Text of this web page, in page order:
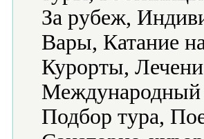
За рубеж,
Вары, Катание
Курорты,
Международный
Подбор тура,